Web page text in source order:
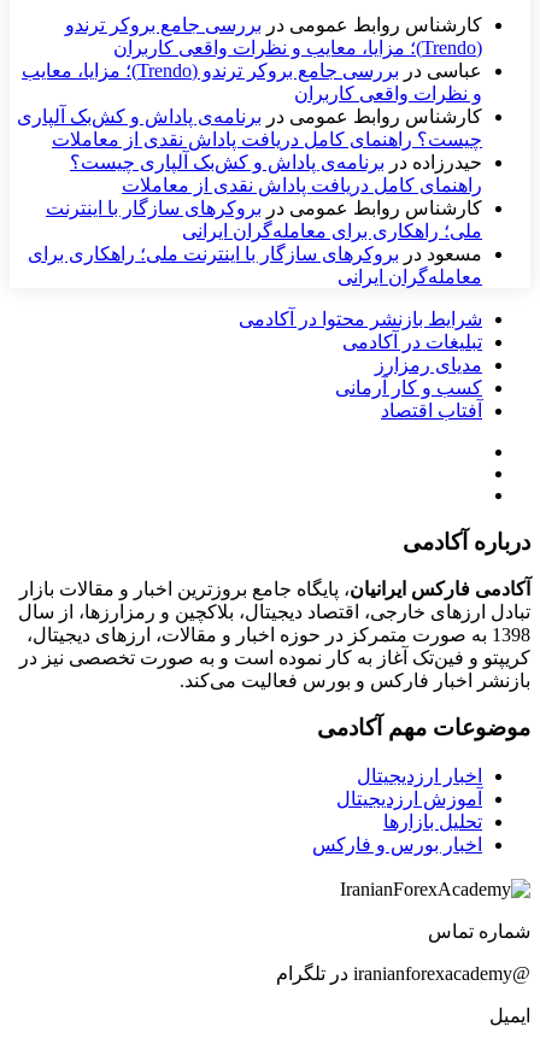
کارشناس روابط عمومی در بررسی جامع بروکر ترندو
(Trendo)؛ مزایا، معایب و نظرات واقعی کاربران
عباسی در
بررسی جامع بروکر ترندو (Trendo)؛ مزایا، معایب
و نظرات واقعی کاربران
کارشناس روابط عمومی در برنامه‌ی پاداش و کش‌بک آلپاری
چیست؟ راهنمای کامل دریافت پاداش نقدی از معاملات
حیدرزاده در برنامه‌ی پاداش و کش‌بک آلپاری چیست؟
راهنمای کامل دریافت پاداش نقدی از معاملات
کارشناس روابط عمومی در بروکرهای سازگار با اینترنت
ملی؛ راهکاری برای معامله‌گران ایرانی
مسعود در بروکرهای سازگار با اینترنت ملی؛ راهکاری برای
معامله‌گران ایرانی
شرایط بازنشر محتوا در آکادمی
تبلیغات در آکادمی
مدیای رمزارز
کسب و کار آرمانی
آفتاب اقتصاد
درباره آکادمی
آکادمی فارکس ایرانیان، پایگاه جامع بروزترین اخبار و مقالات بازار
تبادل ارزهای خارجی، اقتصاد دیجیتال، بلاکچین و رمزارزها، از سال
1398 به صورت متمرکز در حوزه اخبار و مقالات، ارزهای‌ دیجیتال،
کریپتو و فین‌تک آغاز به کار نموده است و به صورت تخصصی نیز در
بازنشر اخبار فارکس و بورس فعالیت می‌کند.
موضوعات مهم آکادمی
اخبار ارزدیجیتال
آموزش ارزدیجیتال
تحلیل بازارها
اخبار بورس و فارکس
شماره تماس
@iranianforexacademy در تلگرام
ایمیل